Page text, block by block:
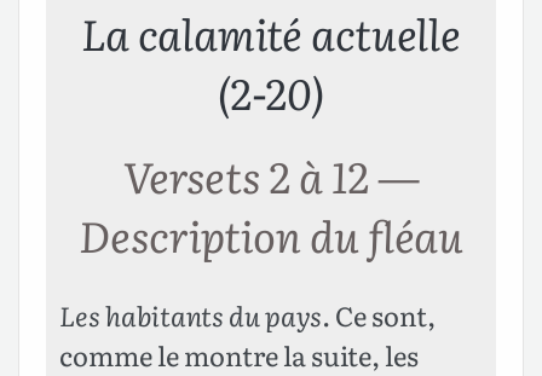
La calamité actuelle
(2-20)
Versets 2 à 12 —
Description du fléau
Les habitants du pays. Ce sont,
comme le montre la suite, les